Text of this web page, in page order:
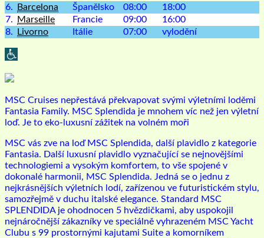
6.
Barcelona Španělsko 08:00
18:00
7.
Marseille Francie 09:00
16:00
8.
Livorno Itálie 07:00 vylodění
MSC Cruises nepřestává překvapovat svými výletními loděmi
Fantasia Family. MSC Splendida je mnohem víc než jen výletní
loď. Je to eko-luxusní zážitek na volném moři
MSC vás zve na loď MSC Splendida, další plavidlo z kategorie
Fantasia. Další luxusní plavidlo vyznačující se nejnovějšími
technologiemi a vysokým komfortem, to vše spojené v
dokonalé harmonii, MSC Splendida. Jedná se o jednu z
nejkrásnějších výletních lodí, zařízenou ve futuristickém stylu,
samozřejmě v duchu italské elegance. Standard MSC
SPLENDIDA je ohodnocen 5 hvězdičkami, aby uspokojil
nejnáročnější zákazníky ve speciálně vyhrazeném MSC Yacht
Clubu s 99 prostornými kajutami Suite a komorníkem